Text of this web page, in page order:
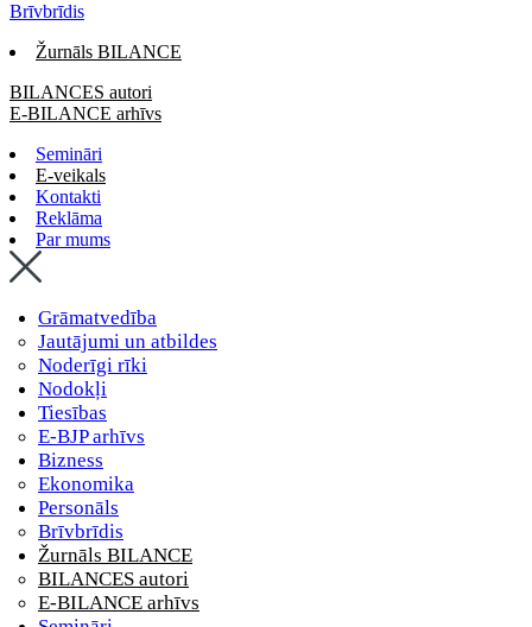
Brīvbrīdis
Žurnāls BILANCE
BILANCES autori
E-BILANCE arhīvs
Semināri
E-veikals
Kontakti
Reklāma
Par mums
Grāmatvedība
Jautājumi un atbildes
Noderīgi rīki
Nodokļi
Tiesības
E-BJP arhīvs
Bizness
Ekonomika
Personāls
Brīvbrīdis
Žurnāls BILANCE
BILANCES autori
E-BILANCE arhīvs